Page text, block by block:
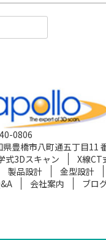
0806
県豊橋市八町通五丁目11
式3Dスキャン
X線CT
製品設計 金型設計
会社案内 ブロ